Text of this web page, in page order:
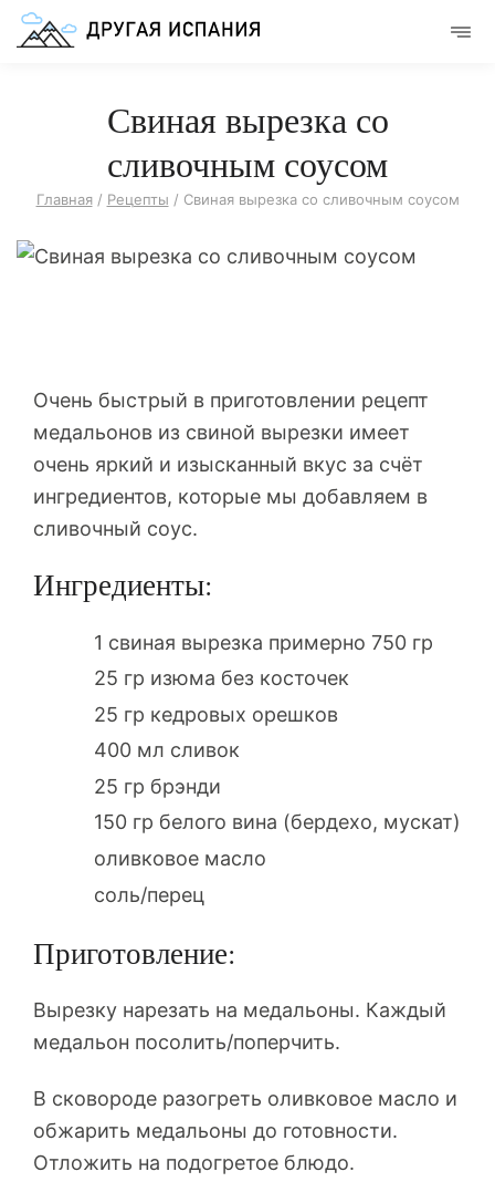
Свиная вырезка со
сливочным соусом
Главная/ Рецепты / Свиная вырезка со сливочным соусом
Очень быстрый в приготовлении рецепт
медальонов из свиной вырезки имеет
очень яркий и изысканный вкус за счёт
ингредиентов, которые мы добавляем в
сливочный соус.
Ингредиенты:
1 свиная вырезка примерно 750 гр
25 гр изюма без косточек
25 гр кедровых орешков
400 мл сливок
25 гр брэнди
150 гр белого вина (бердехо, мускат)
оливковое масло
соль/перец
Приготовление:
Вырезку нарезать на медальоны. Каждый
медальон посолить/поперчить.
В сковороде разогреть оливковое масло и
обжарить медальоны до готовности.
Отложить на подогретое блюдо.